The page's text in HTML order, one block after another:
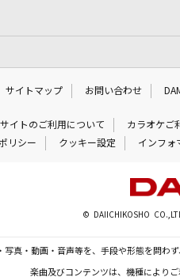
サイトマップ お問い合わせ
サイトのご利用について カラオケご
リシー クッキー設定 インフォ
© DAIICHIKOSHO
写真・動画・音声等を、手段や形態を問わ
楽曲及びコンテンツは、機種により